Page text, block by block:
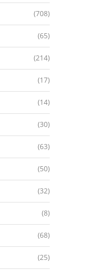
(708)
(65)
(214)
(17)
(14)
(30)
(63)
(50)
(32)
(8)
(68)
(25)